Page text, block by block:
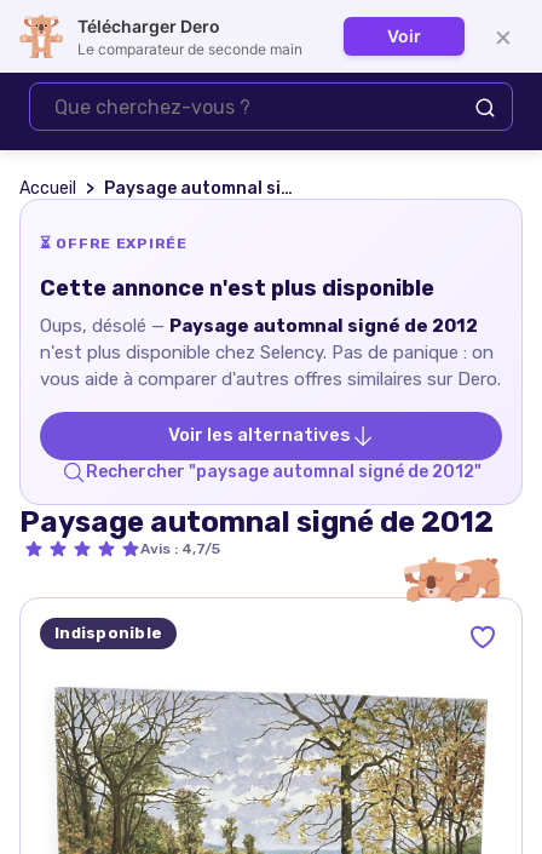
Se connecter
Accueil Paysage automnal signé de 2012
⏳ OFFRE EXPIRÉE
Cette annonce n'est plus disponible
Oups, désolé — Paysage automnal signé de 2012
n'est plus disponible chez Selency. Pas de panique : on
vous aide à comparer d'autres offres similaires sur Dero.
Voir les alternatives
Rechercher "paysage automnal signé de 2012"
Paysage automnal signé de 2012
Avis : 4,7/5
Indisponible
Télécharger Dero
Le comparateur de seconde main
Voir ×